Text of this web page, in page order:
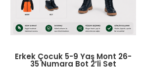
Erkek Çocuk 5-9 Yaş Mont 26-
35 Numara Bot 2′li Set